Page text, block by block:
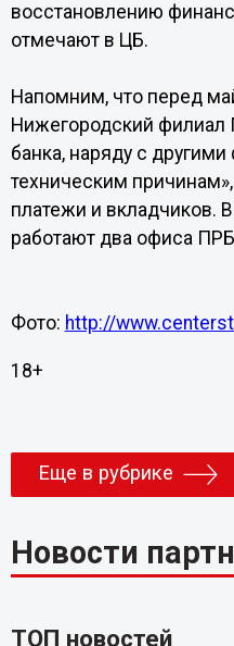
восстановлению
отмечают в ЦБ.
Напомним, что перед
Нижегородский филиал
банка, наряду с
техническим
платежи и вкладчиков.
работают два офиса
Фото: http://
18+
Еще в рубрике
Новости
ТОП новостей